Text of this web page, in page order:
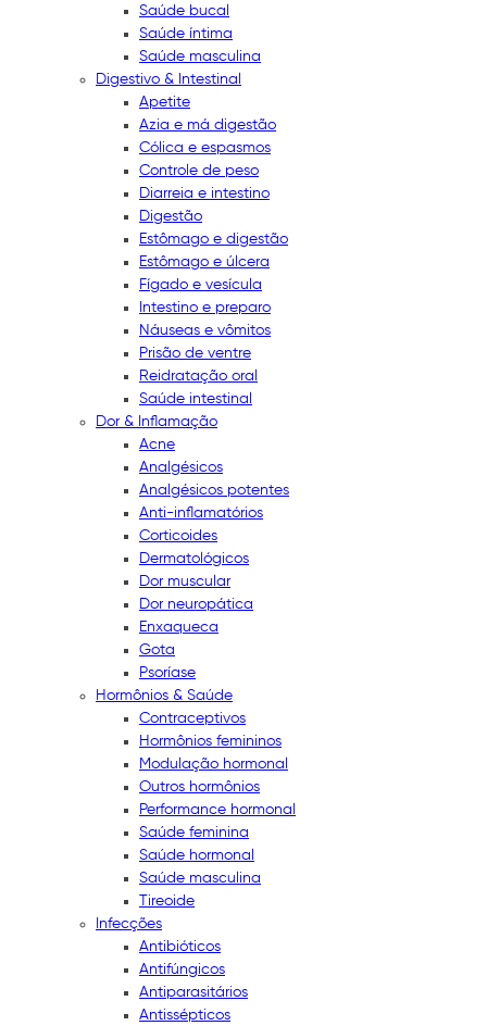
Saúde bucal
Saúde íntima
Saúde masculina
Digestivo & Intestinal
Apetite
Azia e má digestão
Cólica e espasmos
Controle de peso
Diarreia e intestino
Digestão
Estômago e digestão
Estômago e úlcera
Fígado e vesícula
Intestino e preparo
Náuseas e vômitos
Prisão de ventre
Reidratação oral
Saúde intestinal
Dor & Inflamação
Acne
Analgésicos
Analgésicos potentes
Anti-inflamatórios
Corticoides
Dermatológicos
Dor muscular
Dor neuropática
Enxaqueca
Gota
Psoríase
Hormônios & Saúde
Contraceptivos
Hormônios femininos
Modulação hormonal
Outros hormônios
Performance hormonal
Saúde feminina
Saúde hormonal
Saúde masculina
Tireoide
Infecções
Antibióticos
Antifúngicos
Antiparasitários
Antissépticos